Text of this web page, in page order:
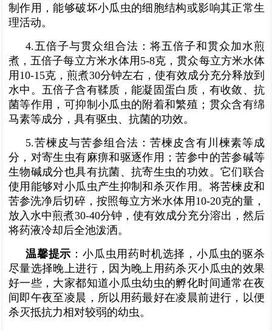
制作用，能够破坏小瓜虫的细胞结构或影响其正常生
理活动。
4.五倍子与贯众组合法：将五倍子和贯众加水煎
煮，五倍子每立方米水体用5-8克，贯众每立方米水体
用10-15克，煎煮30分钟左右，使有效成分充分释放到
水中。五倍子含有鞣质，能凝固蛋白质，有收敛、抗
菌等作用，可抑制小瓜虫的附着和繁殖；贯众含有绵
马素等成分，具有驱虫、抗菌的功效。
5.苦楝皮与苦参组合法：苦楝皮含有川楝素等成
分，对寄生虫有麻痹和驱逐作用；苦参中的苦参碱等
生物碱成分也具有抗菌、抗寄生虫的功效。它们联合
使用能够对小瓜虫产生抑制和杀灭作用。将苦楝皮和
苦参洗净后切碎，按照每立方米水体用10-20克的量，
放入水中煎煮30-40分钟，使有效成分充分溶出，然后
将药液冷却后全池泼洒。
温馨提示 ：小瓜虫用药时机选择，小瓜虫的驱杀
尽量选择晚上进行，因为晚上用药杀灭小瓜虫的效果
好一些，大家都知道小瓜虫幼虫的孵化时间通常在夜
间即午夜至凌晨，所以用药最好在凌晨前进行，以便
杀灭抵抗力相对较弱的幼虫。